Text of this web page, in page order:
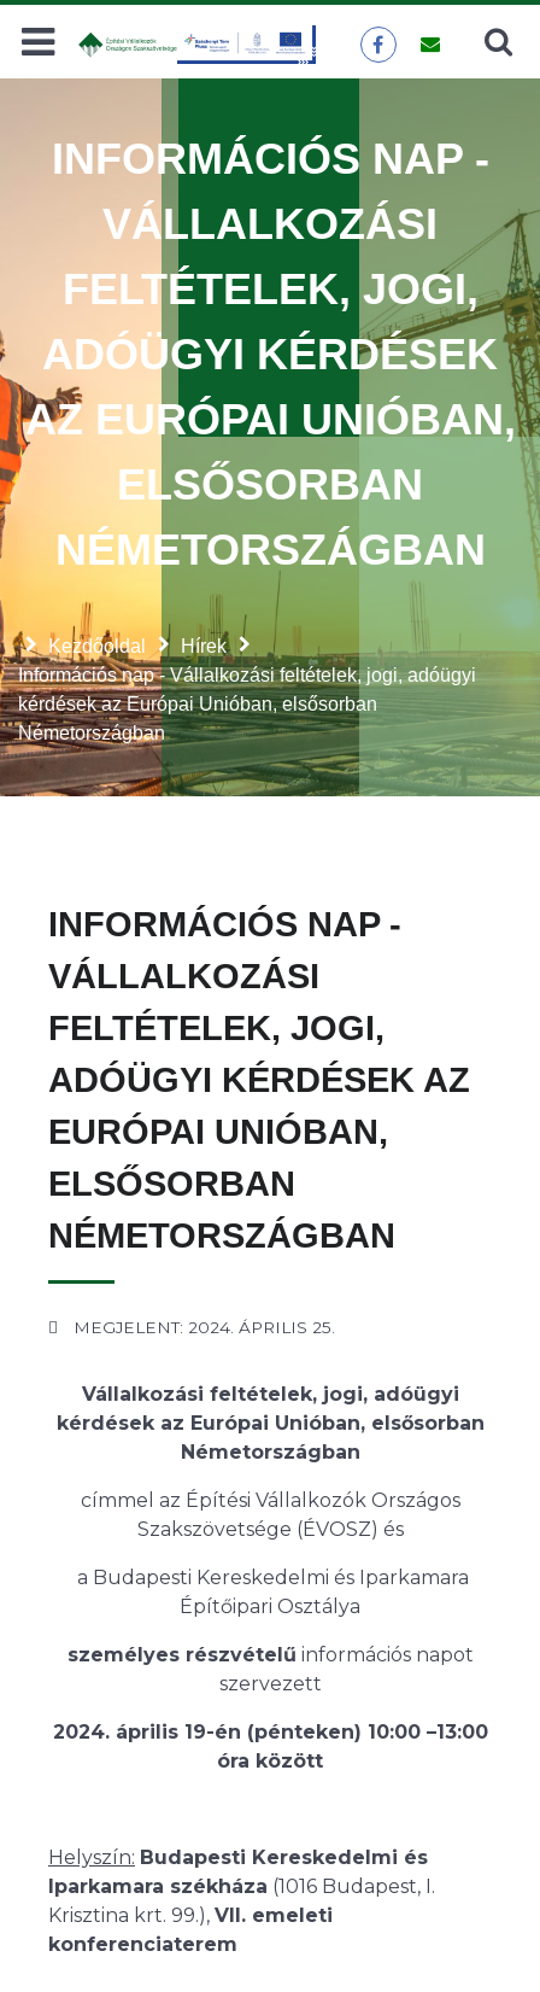
Keresés
Kezdőoldal
Hírek
Információs nap - Vállalkozási feltételek, jogi, adóügyi
kérdések az Európai Unióban, elsősorban
Németországban
INFORMÁCIÓS NAP -
VÁLLALKOZÁSI
FELTÉTELEK, JOGI,
ADÓÜGYI KÉRDÉSEK
AZ EURÓPAI UNIÓBAN,
ELSŐSORBAN
NÉMETORSZÁGBAN
INFORMÁCIÓS NAP -
VÁLLALKOZÁSI
FELTÉTELEK, JOGI,
ADÓÜGYI KÉRDÉSEK AZ
EURÓPAI UNIÓBAN,
ELSŐSORBAN
NÉMETORSZÁGBAN
MEGJELENT: 2024. ÁPRILIS 25.
Vállalkozási feltételek, jogi, adóügyi
kérdések az Európai Unióban, elsősorban
Németországban
címmel az Építési Vállalkozók Országos
Szakszövetsége (ÉVOSZ) és
a Budapesti Kereskedelmi és Iparkamara
Építőipari Osztálya
személyes részvételű információs napot
szervezett
2024. április 19-én (pénteken) 10:00 –13:00
óra között
Helyszín: Budapesti Kereskedelmi és
Iparkamara székháza (1016 Budapest, I.
Krisztina krt. 99.), VII. emeleti
konferenciaterem